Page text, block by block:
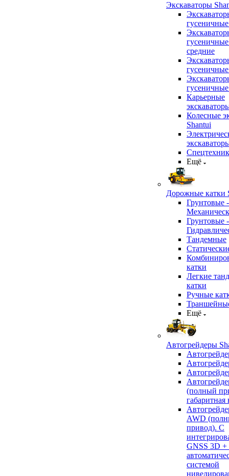
Экскаваторы
средние
Карьерные
Колесные
Shantui
Ещё
Дорожные катки
Грунтовые -
Грунтовые -
Тандемные
катки
Легкие
катки
Ручные
Ещё
Автогрейдеры
(полный
габаритная
AWD
привод). С
GNSS 3D +
системой